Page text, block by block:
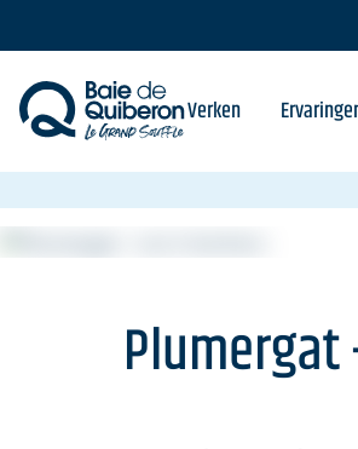
content
Verken
Plumergat